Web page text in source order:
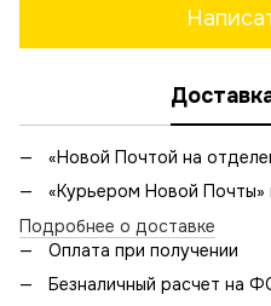
«Новой Почтой на
«Курьером Новой Почты»
Подробнее о доставке
Оплата при получении
Безналичный расчет на